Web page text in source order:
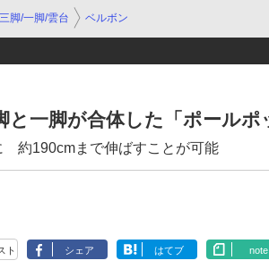
三脚/一脚/雲台 ベルボン
と一脚が合体した「ポールポ
約190cmまで伸ばすことが可能
ト シェア はてブ note